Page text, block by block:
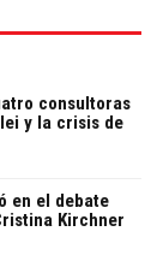
consultoras
y la crisis de
en el debate
Kirchner